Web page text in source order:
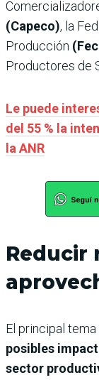
(Capeco), la
Producción
Productores de
Le puede
del 55 % la
la ANR
Reducir
El principal
posibles
sector